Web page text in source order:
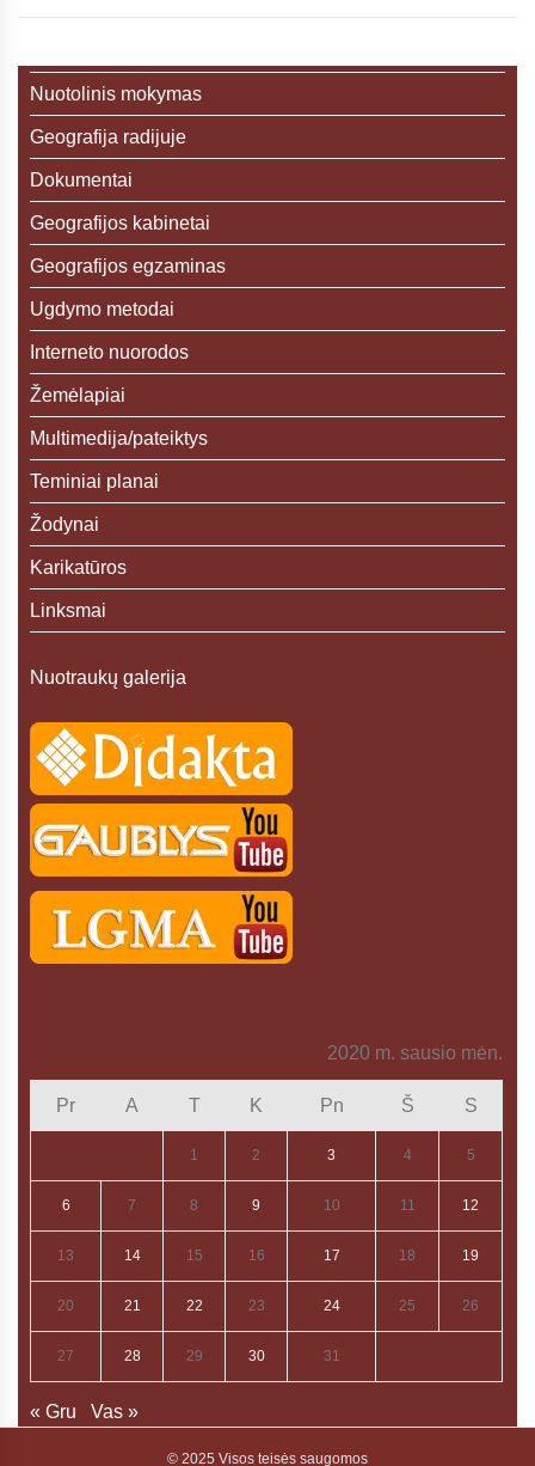
Nuotolinis mokymas
Geografija radijuje
Dokumentai
Geografijos kabinetai
Geografijos egzaminas
Ugdymo metodai
Interneto nuorodos
Žemėlapiai
Multimedija/pateiktys
Teminiai planai
Žodynai
Karikatūros
Linksmai
Nuotraukų galerija
2020 m. sausio mėn.
Pr A T K Pn Š S
1 2 3 4 5
6 7 8 9 10 11 12
13 14 15 16 17 18 19
20 21 22 23 24 25 26
27 28 29 30 31
« Gru Vas »
© 2025 Visos teisės saugomos